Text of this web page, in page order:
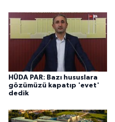
HÜDA PAR: Bazı hususlara
gözümüzü kapatıp 'evet'
dedik